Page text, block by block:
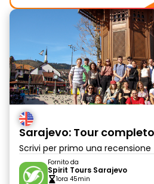
Sarajevo: Tour
Scrivi per primo una recensione
Fornito da
Spirit Tours Sarajevo
1ora 45min